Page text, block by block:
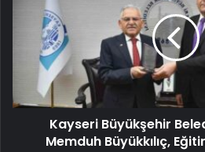
Kayseri Büyükşehir
Memduh Büyükkılıç,